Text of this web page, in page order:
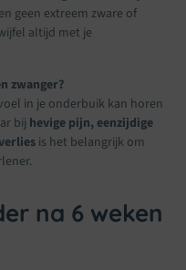
geen extreem zware of
altijd met je
zwanger?
in je onderbuik kan horen
bij hevige pijn, eenzijdige
is het belangrijk om
na 6 weken